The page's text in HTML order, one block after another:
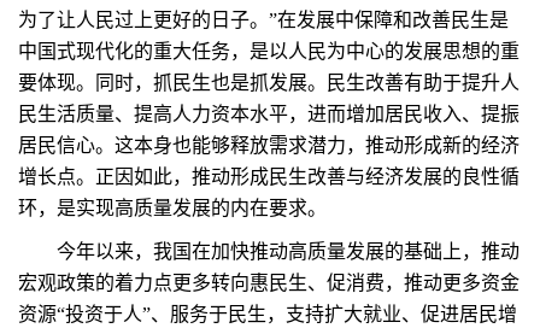
为了让人民过上更好的日子。”在发展中保障和改善民生是
中国式现代化的重大任务，是以人民为中心的发展思想的重
要体现。同时，抓民生也是抓发展。民生改善有助于提升人
民生活质量、提高人力资本水平，进而增加居民收入、提振
居民信心。这本身也能够释放需求潜力，推动形成新的经济
增长点。正因如此，推动形成民生改善与经济发展的良性循
环，是实现高质量发展的内在要求。
今年以来，我国在加快推动高质量发展的基础上，推动
宏观政策的着力点更多转向惠民生、促消费，推动更多资金
资源“投资于人”、服务于民生，支持扩大就业、促进居民增